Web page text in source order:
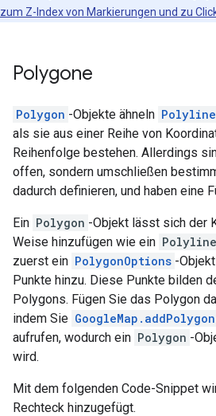
zum Z-Index von Markierungen und zu
Polygone
Polygon -Objekte ähneln Polyline
als sie aus einer Reihe von
Reihenfolge bestehen. Allerdings
offen, sondern umschließen
dadurch definieren, und haben eine
Ein Polygon -Objekt lässt sich der
Weise hinzufügen wie ein Polyline
zuerst ein PolygonOptions -
Punkte hinzu. Diese Punkte bilden
Polygons. Fügen Sie das Polygon
indem Sie
aufrufen, wodurch ein Polygon -
wird.
Mit dem folgenden Code-Snippet
Rechteck hinzugefügt.